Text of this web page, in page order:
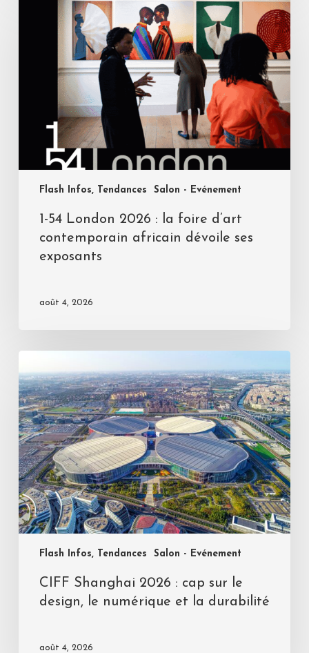
Flash Infos, Tendances Salon - Evénement
1-54 London 2026 : la foire d’art
contemporain africain dévoile ses
exposants
août 4, 2026
Flash Infos, Tendances Salon - Evénement
CIFF Shanghai 2026 : cap sur le
design, le numérique et la durabilité
août 4, 2026